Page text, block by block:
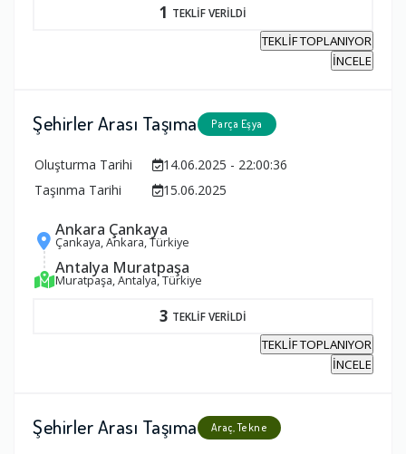
1 TEKLİF VERİLDİ
TEKLİF TOPLANIYOR
İNCELE
Şehirler Arası Taşıma Parça Eşya
Oluşturma Tarihi
14.06.2025 - 22:00:36
Taşınma Tarihi
15.06.2025
Ankara Çankaya
Çankaya, Ankara, Türkiye
Antalya Muratpaşa
Muratpaşa, Antalya, Türkiye
3 TEKLİF VERİLDİ
TEKLİF TOPLANIYOR
İNCELE
Şehirler Arası Taşıma Araç, Tekne